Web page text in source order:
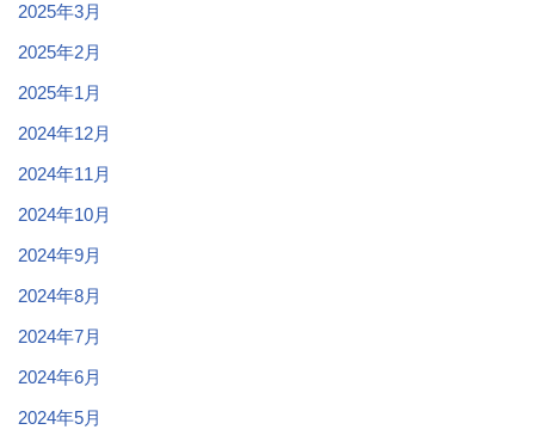
2025年3月
2025年2月
2025年1月
2024年12月
2024年11月
2024年10月
2024年9月
2024年8月
2024年7月
2024年6月
2024年5月